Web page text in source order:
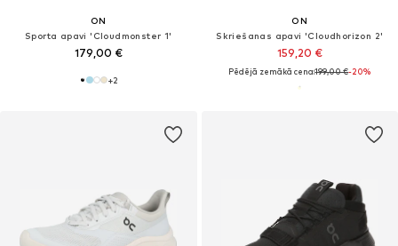
ON
Sporta apavi 'Cloudmonster 1'
179,00 €
+2
ON
Skriešanas apavi 'Cloudhorizon 2'
159,20 €
Pēdējā zemākā cena:199,00 €-20%